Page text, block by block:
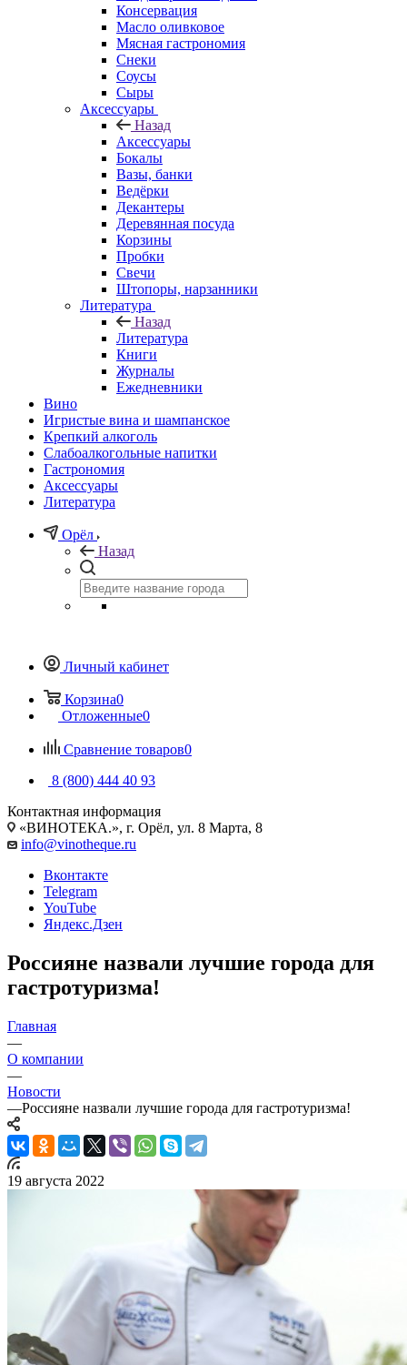
Консервация
Масло оливковое
Мясная гастрономия
Снеки
Соусы
Сыры
Аксессуары
Назад
Аксессуары
Бокалы
Вазы, банки
Ведёрки
Декантеры
Деревянная посуда
Корзины
Пробки
Свечи
Штопоры, нарзанники
Литература
Назад
Литература
Книги
Журналы
Ежедневники
Вино
Игристые вина и шампанское
Крепкий алкоголь
Слабоалкогольные напитки
Гастрономия
Аксессуары
Литература
Орёл
Назад
Личный кабинет
Корзина0
Отложенные0
Сравнение товаров0
8 (800) 444 40 93
Контактная информация
«ВИНОТЕКА.», г. Орёл, ул. 8 Марта, 8
info@vinotheque.ru
Вконтакте
Telegram
YouTube
Яндекс.Дзен
Россияне назвали лучшие города для
гастротуризма!
Главная
—
О компании
—
Новости
—Россияне назвали лучшие города для гастротуризма!
19 августа 2022